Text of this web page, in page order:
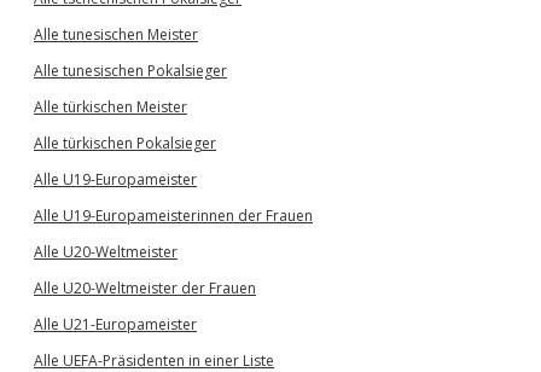
Alle tunesischen Meister
Alle tunesischen Pokalsieger
Alle türkischen Meister
Alle türkischen Pokalsieger
Alle U19-Europameister
Alle U19-Europameisterinnen der Frauen
Alle U20-Weltmeister
Alle U20-Weltmeister der Frauen
Alle U21-Europameister
Alle UEFA-Präsidenten in einer Liste